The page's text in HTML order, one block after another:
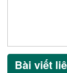
Bài viết